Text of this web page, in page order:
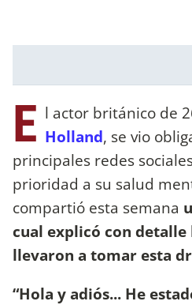
E l actor británico de
Holland, se vio
principales redes
prioridad a su salud
compartió esta semana
cual explicó con detalle
llevaron a tomar esta
“Hola y adiós... He